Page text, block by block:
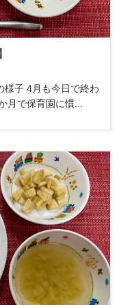
子 4月も今日で終わ
月で保育園に慣...